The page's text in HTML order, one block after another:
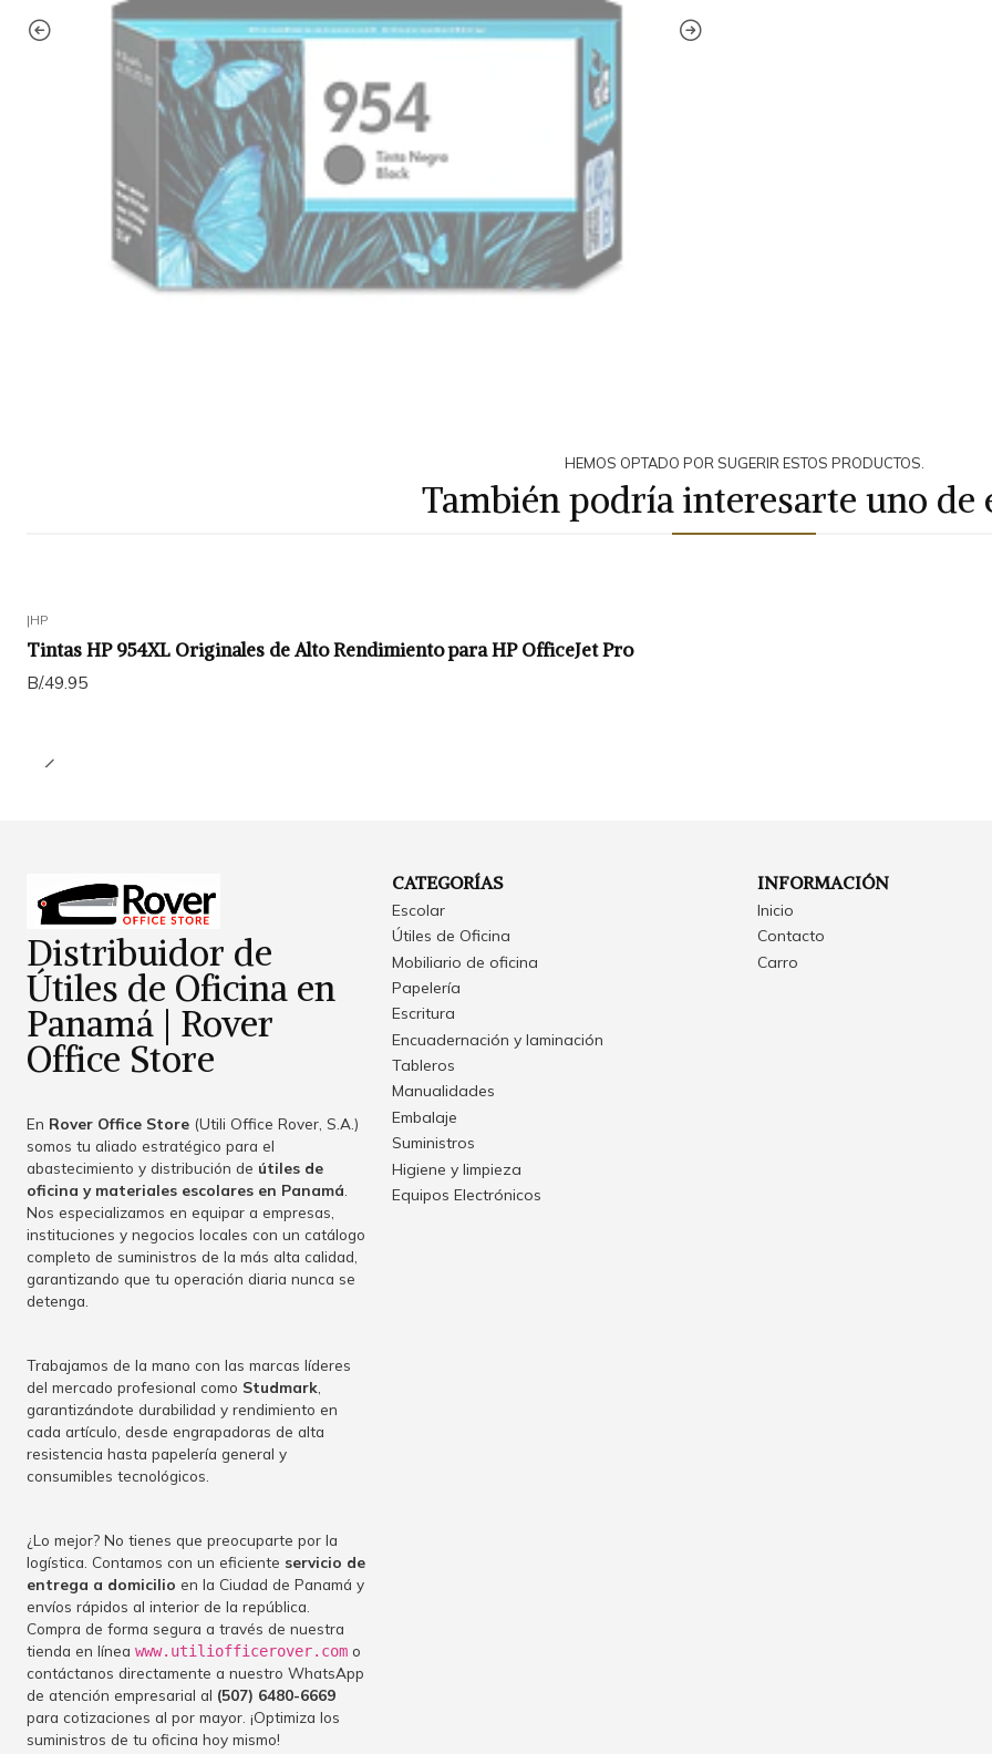
HEMOS OPTADO POR SUGERIR ESTOS PRODUCTOS.
También podría interesarte uno de
|HP
Tintas HP 954XL Originales de Alto Rendimiento para HP OfficeJet Pro
B/.49.95
Distribuidor de
Útiles de Oficina en
Panamá | Rover
Office Store
En Rover Office Store (Utili Office Rover, S.A.)
somos tu aliado estratégico para el
abastecimiento y distribución de útiles de
oficina y materiales escolares en Panamá
Nos especializamos en equipar a empresas,
instituciones y negocios locales con un catálogo
completo de suministros de la más alta calidad,
garantizando que tu operación diaria nunca se
detenga.
Trabajamos de la mano con las marcas líderes
del mercado profesional como Studmark
garantizándote durabilidad y rendimiento en
cada artículo, desde engrapadoras de alta
resistencia hasta papelería general y
consumibles tecnológicos.
¿Lo mejor? No tienes que preocuparte por la
logística. Contamos con un eficiente servicio de
entrega a domicilio en la Ciudad de Panamá y
envíos rápidos al interior de la república.
Compra de forma segura a través de nuestra
tienda en línea www.utiliofficerover.com o
contáctanos directamente a nuestro WhatsApp
de atención empresarial al (507) 6480-6669
para cotizaciones al por mayor. ¡Optimiza los
suministros de tu oficina hoy mismo!
CATEGORÍAS
Escolar
Útiles de Oficina
Mobiliario de oficina
Papelería
Escritura
Encuadernación y laminación
Tableros
Manualidades
Embalaje
Suministros
Higiene y limpieza
Equipos Electrónicos
INFORMACIÓN
Inicio
Contacto
Carro